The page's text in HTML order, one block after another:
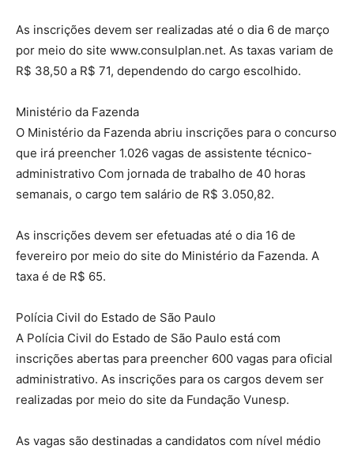
As inscrições devem ser realizadas até o dia 6 de março
por meio do site www.consulplan.net. As taxas variam de
R$ 38,50 a R$ 71, dependendo do cargo escolhido.
Ministério da Fazenda
O Ministério da Fazenda abriu inscrições para o concurso
que irá preencher 1.026 vagas de assistente técnico-
administrativo Com jornada de trabalho de 40 horas
semanais, o cargo tem salário de R$ 3.050,82.
As inscrições devem ser efetuadas até o dia 16 de
fevereiro por meio do site do Ministério da Fazenda. A
taxa é de R$ 65.
Polícia Civil do Estado de São Paulo
A Polícia Civil do Estado de São Paulo está com
inscrições abertas para preencher 600 vagas para oficial
administrativo. As inscrições para os cargos devem ser
realizadas por meio do site da Fundação Vunesp.
As vagas são destinadas a candidatos com nível médio